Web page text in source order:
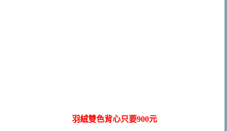
羽絨雙色背心只要900元